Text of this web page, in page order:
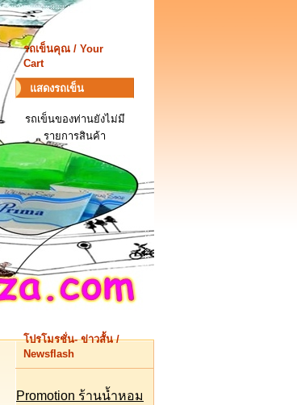
รถเข็นคุณ / Your
Cart
แสดงรถเข็น
รถเข็นของท่านยังไม่มี
รายการสินค้า
โปรโมรชั่น- ข่าวสั้น /
Newsflash
Promotion ร้านน้ำหอม